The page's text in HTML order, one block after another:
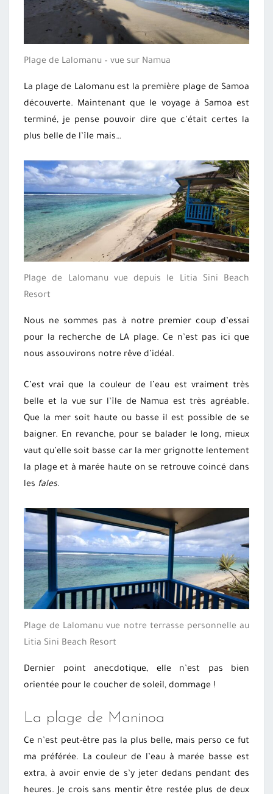
Plage de Lalomanu – vue sur Namua
La plage de Lalomanu est la première plage de Samoa
découverte. Maintenant que le voyage à Samoa est
terminé, je pense pouvoir dire que c’était certes la
plus belle de l’île mais…
Plage de Lalomanu vue depuis le Litia Sini Beach
Resort
Nous ne sommes pas à notre premier coup d’essai
pour la recherche de LA plage. Ce n’est pas ici que
nous assouvirons notre rêve d’idéal.
C’est vrai que la couleur de l’eau est vraiment très
belle et la vue sur l’île de Namua est très agréable.
Que la mer soit haute ou basse il est possible de se
baigner. En revanche, pour se balader le long, mieux
vaut qu’elle soit basse car la mer grignotte lentement
la plage et à marée haute on se retrouve coincé dans
les fales.
Plage de Lalomanu vue notre terrasse personnelle au
Litia Sini Beach Resort
Dernier point anecdotique, elle n’est pas bien
orientée pour le coucher de soleil, dommage !
La plage de Maninoa
Ce n’est peut-être pas la plus belle, mais perso ce fut
ma préférée. La couleur de l’eau à marée basse est
extra, à avoir envie de s’y jeter dedans pendant des
heures. Je crois sans mentir être restée plus de deux